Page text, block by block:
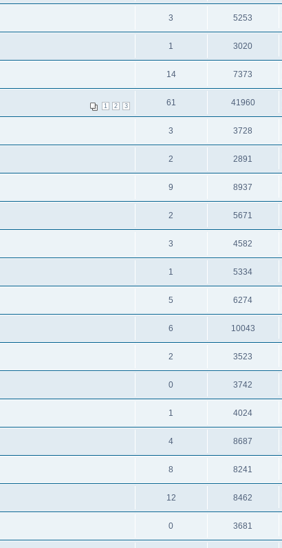
3 5253
1 3020
14 7373
1 2 3 61 41960
3 3728
2 2891
9 8937
2 5671
3 4582
1 5334
5 6274
6 10043
2 3523
0 3742
1 4024
4 8687
8 8241
12 8462
0 3681